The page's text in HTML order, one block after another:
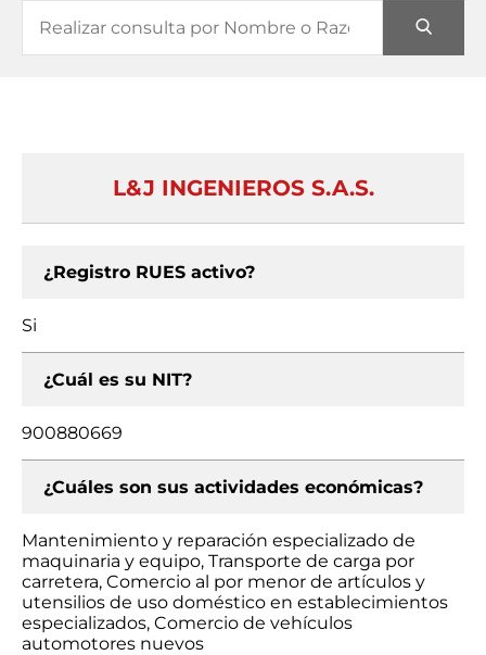
L&J INGENIEROS S.A.S.
¿Registro RUES activo?
Si
¿Cuál es su NIT?
900880669
¿Cuáles son sus actividades económicas?
Mantenimiento y reparación especializado de
maquinaria y equipo, Transporte de carga por
carretera, Comercio al por menor de artículos y
utensilios de uso doméstico en establecimientos
especializados, Comercio de vehículos
automotores nuevos